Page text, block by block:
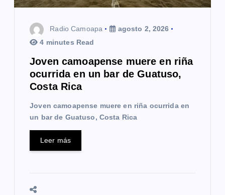
Radio Camoapa
agosto 2, 2026
4 minutes Read
Joven camoapense muere en riña
ocurrida en un bar de Guatuso,
Costa Rica
Joven camoapense muere en riña ocurrida en
un bar de Guatuso, Costa Rica
Leer más